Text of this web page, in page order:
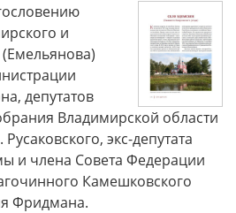
и
(Емельянова)
депутатов
Владимирской области
экс-депутата
и члена Совета Федерации
Камешковского
Фридмана.